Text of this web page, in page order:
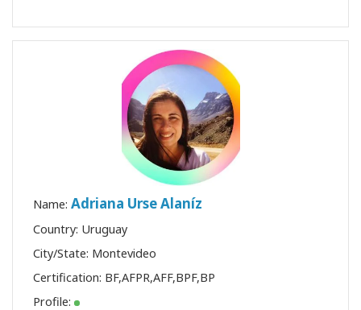
Name: Adriana Urse Alaníz
Country: Uruguay
City/State: Montevideo
Certification: BF,AFPR,AFF,BPF,BP
Profile: